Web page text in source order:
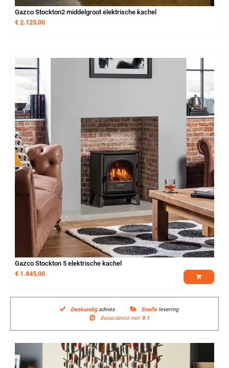
Gazco Stockton2 middelgroot elektrische kachel
€ 2.125,00
Gazco Stockton 5 elektrische kachel
€ 1.845,00
Deskundigadvies Snellelevering
Beoordeeld met 9.1